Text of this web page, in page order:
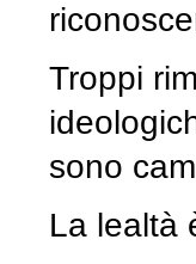
Troppi
sono
La lealtà